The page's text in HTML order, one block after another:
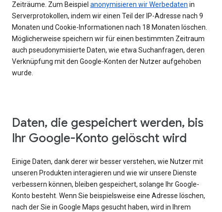
Zeiträume. Zum Beispiel anonymisieren wir Werbedaten in
Serverprotokollen, indem wir einen Teil der IP-Adresse nach 9
Monaten und Cookie-Informationen nach 18 Monaten löschen.
Möglicherweise speichern wir für einen bestimmten Zeitraum
auch pseudonymisierte Daten, wie etwa Suchanfragen, deren
Verknüpfung mit den Google-Konten der Nutzer aufgehoben
wurde.
Daten, die gespeichert werden, bis
Ihr Google-Konto gelöscht wird
Einige Daten, dank derer wir besser verstehen, wie Nutzer mit
unseren Produkten interagieren und wie wir unsere Dienste
verbessern können, bleiben gespeichert, solange Ihr Google-
Konto besteht. Wenn Sie beispielsweise eine Adresse löschen,
nach der Sie in Google Maps gesucht haben, wird in Ihrem